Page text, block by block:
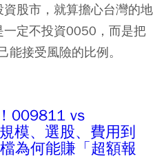
股市，就算擔心台灣的地
定不投資0050，而是把
接受風險的比例。
009811 vs
模、選股、費用到
為何能賺「超額報